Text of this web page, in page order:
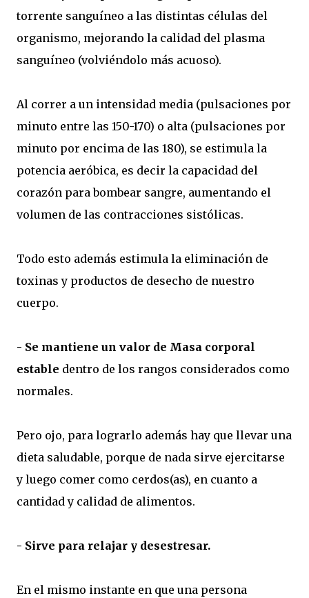
torrente sanguíneo a las distintas células del
organismo, mejorando la calidad del plasma
sanguíneo (volviéndolo más acuoso).
Al correr a un intensidad media (pulsaciones por
minuto entre las 150-170) o alta (pulsaciones por
minuto por encima de las 180), se estimula la
potencia aeróbica, es decir la capacidad del
corazón para bombear sangre, aumentando el
volumen de las contracciones sistólicas.
Todo esto además estimula la eliminación de
toxinas y productos de desecho de nuestro
cuerpo.
- Se mantiene un valor de Masa corporal
estable dentro de los rangos considerados como
normales.
Pero ojo, para lograrlo además hay que llevar una
dieta saludable, porque de nada sirve ejercitarse
y luego comer como cerdos(as), en cuanto a
cantidad y calidad de alimentos.
- Sirve para relajar y desestresar.
En el mismo instante en que una persona